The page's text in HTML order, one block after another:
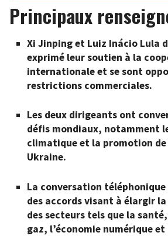
Principaux
Xi Jinping et Luiz Inácio Lula
exprimé leur soutien à la
internationale et se sont
restrictions commerciales.
Les deux dirigeants ont
défis mondiaux, notamment
climatique et la promotion de
Ukraine.
La conversation téléphonique
des accords visant à élargir
des secteurs tels que la
gaz, l’économie numérique